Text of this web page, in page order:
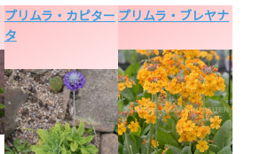
プリムラ・カピター
タ
プリムラ・ブレヤナ